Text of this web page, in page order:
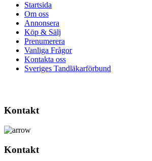
Startsida
Om oss
Annonsera
Köp & Sälj
Prenumerera
Vanliga Frågor
Kontakta oss
Sveriges Tandläkarförbund
Kontakt
Kontakt